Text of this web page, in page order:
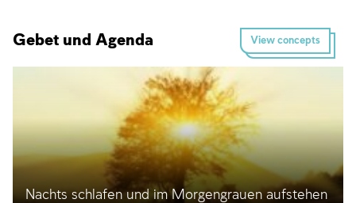
View concepts
Gebet und Agenda
Nachts schlafen und im Morgengrauen aufstehen